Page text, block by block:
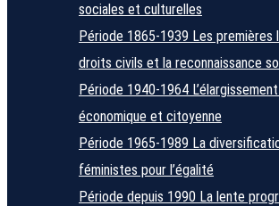
sociales et culturelles
Période 1865-1939 Les premières
droits civils et la reconnaissance
Période 1940-1964
économique et citoyenne
Période 1965-1989 La
féministes pour l’égalité
Période depuis 1990 La lente